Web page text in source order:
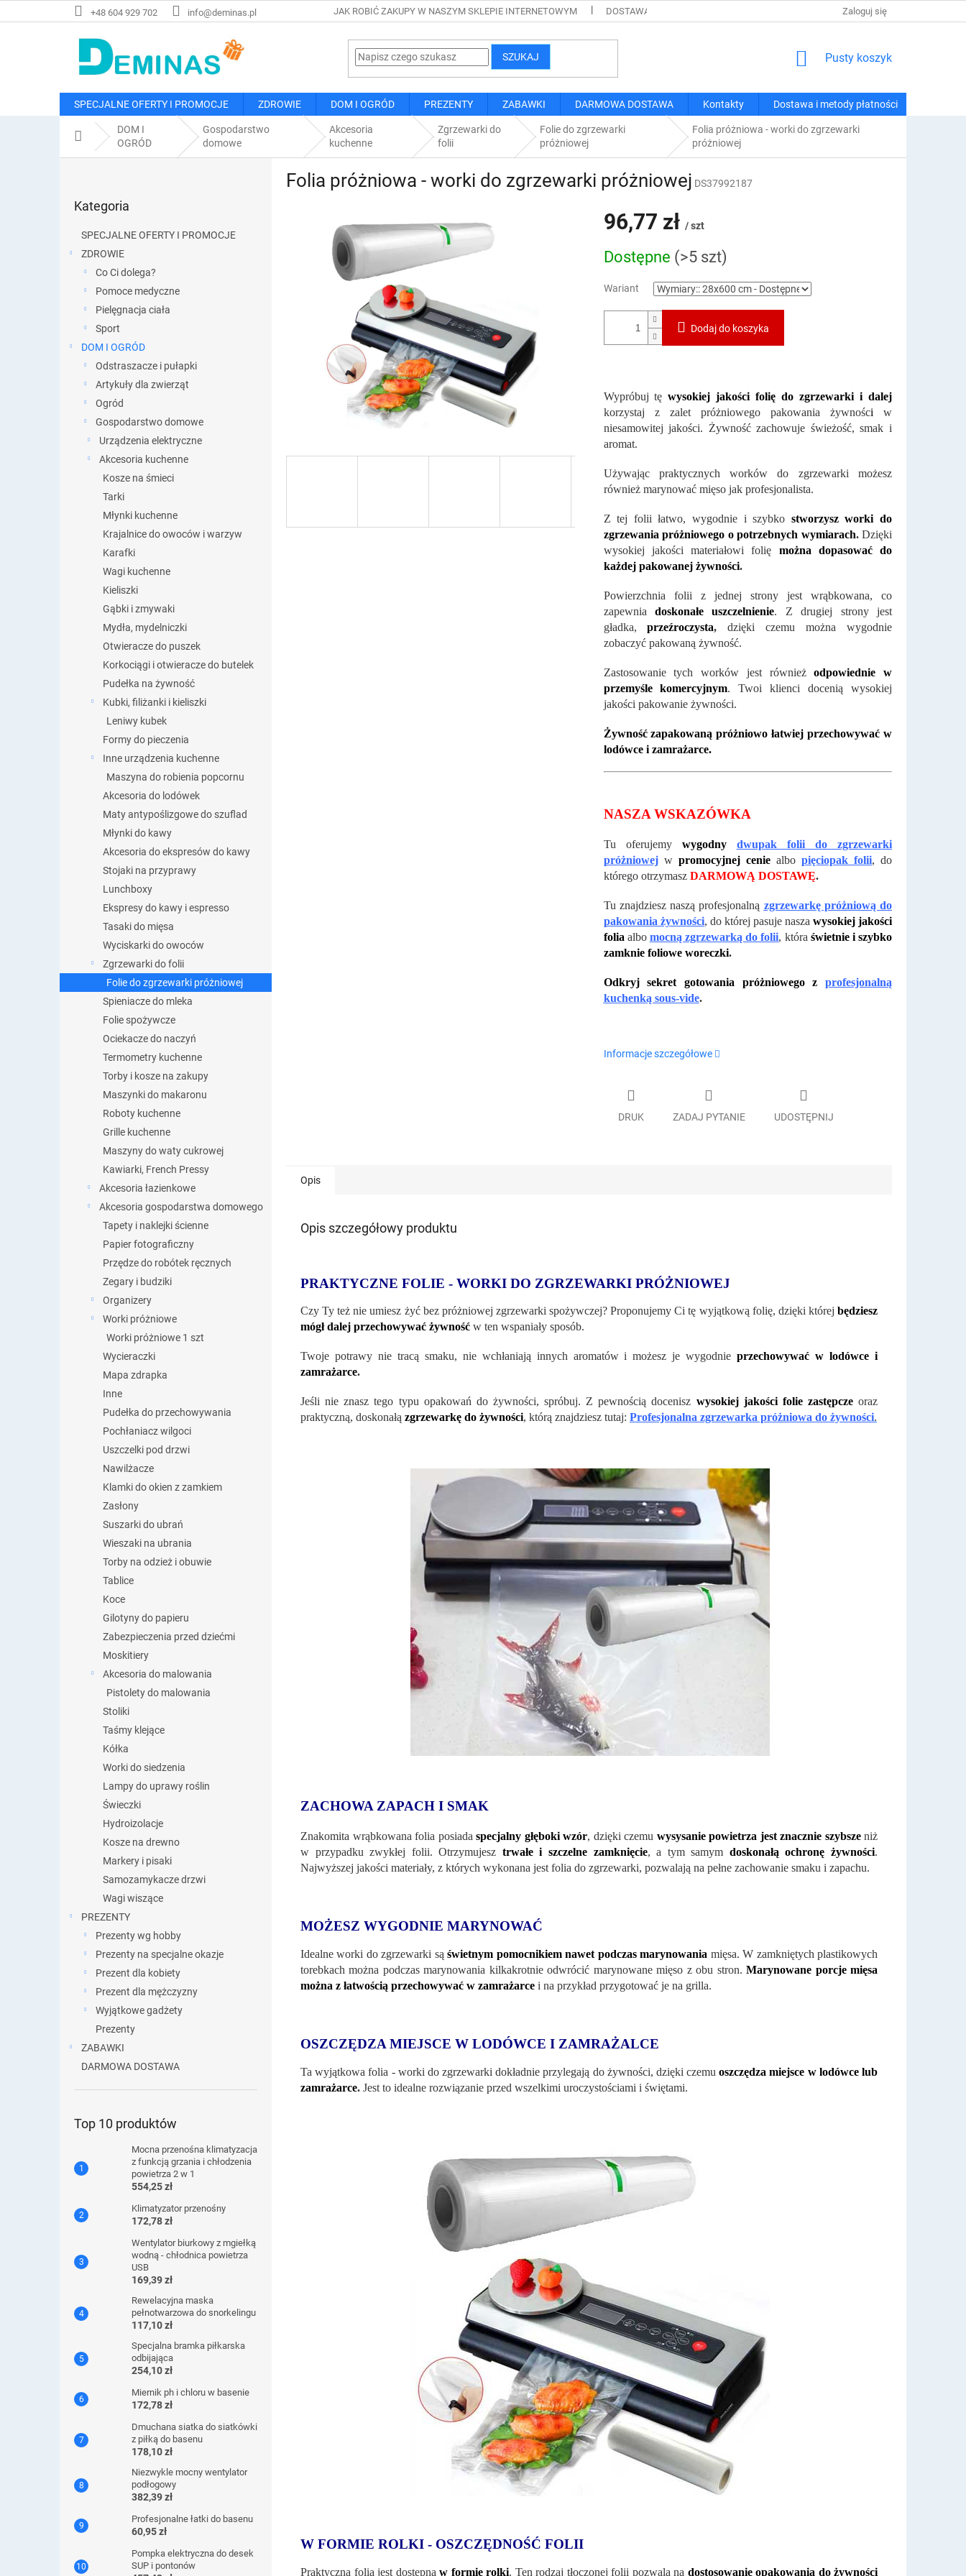
do
+48 604 929 702 info@deminas.pl JAK ROBIĆ ZAKUPY W NASZYM SKLEPIE INTERNETOWYM DOSTAWA I METODY PŁATNOŚCI REGULAMIN ZAKUPÓW
Zaloguj się
SZUKAJ KOSZYK
Pusty koszyk
SPECJALNE OFERTY I PROMOCJE ZDROWIE DOM I OGRÓD PREZENTY ZABAWKI DARMOWA DOSTAWA Kontakty Dostawa i metody płatności
Home
DOM I
OGRÓD
Gospodarstwo
domowe
Akcesoria
kuchenne
Zgrzewarki do
folii
Folie do zgrzewarki
próżniowej
Folia próżniowa - worki do zgrzewarki
próżniowej
kategorie
Kategoria
SPECJALNE OFERTY I PROMOCJE
ZDROWIE
Co Ci dolega?
Pomoce medyczne
Pielęgnacja ciała
Sport
DOM I OGRÓD
Odstraszacze i pułapki
Artykuły dla zwierząt
Ogród
Gospodarstwo domowe
Urządzenia elektryczne
Akcesoria kuchenne
Kosze na śmieci
Tarki
Młynki kuchenne
Krajalnice do owoców i warzyw
Karafki
Wagi kuchenne
Kieliszki
Gąbki i zmywaki
Mydła, mydelniczki
Otwieracze do puszek
Korkociągi i otwieracze do butelek
Pudełka na żywność
Kubki, filiżanki i kieliszki
Leniwy kubek
Formy do pieczenia
Inne urządzenia kuchenne
Maszyna do robienia popcornu
Akcesoria do lodówek
Maty antypoślizgowe do szuflad
Młynki do kawy
Akcesoria do ekspresów do kawy
Stojaki na przyprawy
Lunchboxy
Ekspresy do kawy i espresso
Tasaki do mięsa
Wyciskarki do owoców
Zgrzewarki do folii
Folie do zgrzewarki próżniowej
Spieniacze do mleka
Folie spożywcze
Ociekacze do naczyń
Termometry kuchenne
Torby i kosze na zakupy
Maszynki do makaronu
Roboty kuchenne
Grille kuchenne
Maszyny do waty cukrowej
Kawiarki, French Pressy
Akcesoria łazienkowe
Akcesoria gospodarstwa domowego
Tapety i naklejki ścienne
Papier fotograficzny
Przędze do robótek ręcznych
Zegary i budziki
Organizery
Worki próżniowe
Worki próżniowe 1 szt
Wycieraczki
Mapa zdrapka
Inne
Pudełka do przechowywania
Pochłaniacz wilgoci
Uszczelki pod drzwi
Nawilżacze
Klamki do okien z zamkiem
Zasłony
Suszarki do ubrań
Wieszaki na ubrania
Torby na odzież i obuwie
Tablice
Koce
Gilotyny do papieru
Zabezpieczenia przed dziećmi
Moskitiery
Akcesoria do malowania
Pistolety do malowania
Stoliki
Taśmy klejące
Kółka
Worki do siedzenia
Lampy do uprawy roślin
Świeczki
Hydroizolacje
Kosze na drewno
Markery i pisaki
Samozamykacze drzwi
Wagi wiszące
PREZENTY
Prezenty wg hobby
Prezenty na specjalne okazje
Prezent dla kobiety
Prezent dla mężczyzny
Wyjątkowe gadżety
Prezenty
ZABAWKI
DARMOWA DOSTAWA
Top 10 produktów
Mocna przenośna klimatyzacja
z funkcją grzania i chłodzenia
powietrza 2 w 1
554,25 zł
Klimatyzator przenośny
172,78 zł
Wentylator biurkowy z mgiełką
wodną - chłodnica powietrza
USB
169,39 zł
Rewelacyjna maska ​​
pełnotwarzowa do snorkelingu
117,10 zł
Specjalna bramka piłkarska
odbijająca
254,10 zł
Miernik ph i chloru w basenie
172,78 zł
Dmuchana siatka do siatkówki
z piłką do basenu
178,10 zł
Niezwykle mocny wentylator
podłogowy
382,39 zł
Profesjonalne łatki do basenu
60,95 zł
Pompka elektryczna do desek
SUP i pontonów
Folia próżniowa - worki do zgrzewarki próżniowej DS37992187
96,77 zł / szt
jednostkowa:
Dostępne (>5 szt)
Wariant
Dodaj do koszyka
Wypróbuj tęwysokiej jakości folię do zgrzewarki i dalej
korzystaj z zalet próżniowego pakowania żywnościw
niesamowitej jakości. Żywność zachowuje świeżość, smak i
aromat.
Używając praktycznych worków do zgrzewarki możesz
również marynować mięso jak profesjonalista.
Z tej folii łatwo, wygodnie i szybko stworzysz worki do
zgrzewania próżniowego o potrzebnych wymiarach.Dzięki
wysokiej jakości materiałowi folię można dopasować do
każdej pakowanej żywności.
Powierzchnia folii z jednej strony jest wrąbkowana, co
zapewnia doskonałe uszczelnienie. Z drugiej strony jest
gładka,przeźroczysta, dzięki czemu można wygodnie
zobaczyć pakowaną żywność.
Zastosowanie tych worków jest równieżodpowiednie w
przemyśle komercyjnym. Twoi klienci docenią wysokiej
jakości pakowanie żywności.
Żywność zapakowaną próżniowo łatwiej przechowywać w
lodówce i zamrażarce.
NASZA WSKAZÓWKA
Tu oferujemy wygodny
dwupak folii do zgrzewarki
próżniowejw promocyjnej ceniealbo pięciopak folii, do
którego otrzymasz DARMOWĄ DOSTAWĘ.
Tu znajdziesz naszą profesjonalną zgrzewarkę próżniową do
pakowania żywności, do której pasuje nasza wysokiej jakości
foliaalbo mocną zgrzewarką do folii, która świetnie i szybko
zamknie foliowe woreczki.
Odkryj sekret gotowania próżniowego z
profesjonalną
kuchenką sous-vide.
Informacje szczegółowe
DRUK ZADAJ PYTANIE UDOSTĘPNIJ
Opis
Opis szczegółowy produktu
PRAKTYCZNE FOLIE - WORKI DO ZGRZEWARKI PRÓŻNIOWEJ
Czy Ty też nie umiesz żyć bez próżniowej zgrzewarki spożywczej? Proponujemy Ci tę wyjątkową folię, dzięki której będziesz
mógł dalej przechowywać żywność w ten wspaniały sposób.
Twoje potrawy nie tracą smaku, nie wchłaniają innych aromatów i możesz je wygodnieprzechowywać w lodówce i
zamrażarce.
Jeśli nie znasz tego typu opakowań do żywności, spróbuj. Z pewnością docenisz wysokiej jakości folie zastępcze oraz
praktyczną, doskonałą zgrzewarkę do żywności, którą znajdziesz tutaj: Profesjonalna zgrzewarka próżniowa do żywności.
ZACHOWA ZAPACH I SMAK
Znakomita wrąbkowana folia posiada specjalny głęboki wzór, dzięki czemu wysysanie powietrza jest znacznie szybsze niż
w przypadku zwykłej folii. Otrzymujesz trwałe i szczelne zamknięcie, a tym samym doskonałą ochronę żywności.
Najwyższej jakości materiały, z których wykonana jest folia do zgrzewarki, pozwalają na pełne zachowanie smaku i zapachu.
MOŻESZ WYGODNIE MARYNOWAĆ
Idealne worki do zgrzewarki sąświetnym pomocnikiem nawet podczas marynowania mięsa. W zamkniętych plastikowych
torebkach można podczas marynowania kilkakrotnie odwrócić marynowane mięso z obu stron.Marynowane porcje mięsa
można z łatwością przechowywać w zamrażarce i na przykład przygotować je na grilla.
OSZCZĘDZA MIEJSCE W LODÓWCE I ZAMRAŻALCE
Ta wyjątkowa folia - worki do zgrzewarki dokładnie przylegają do żywności, dzięki czemuoszczędza miejsce w lodówce lub
zamrażarce. Jest to idealne rozwiązanie przed wszelkimi uroczystościami i świętami.
W FORMIE ROLKI - OSZCZĘDNOŚĆ FOLII
Praktyczna folia jest dostępna w formie rolki. Ten rodzaj tłoczonej folii pozwala na dostosowanie opakowania do żywności